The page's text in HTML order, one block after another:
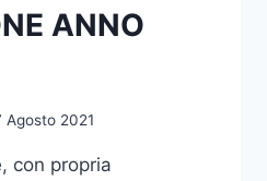
ANNO
Agosto 2021
con propria